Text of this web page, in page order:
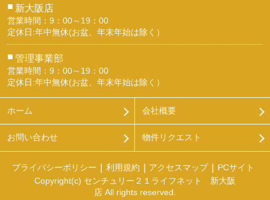
■ 新大阪店
営業時間：9：00～19：00
定休日:年中無休(お盆、年末年始は除く）
■ 管理事業部
営業時間：9：00～19：00
定休日:年中無休(お盆、年末年始は除く）
ホーム 会社概要
お問い合わせ 物件リクエスト
プライバシーポリシー 利用規約 アクセスマップ
PCサイト
Copyright(c) センチュリー２１ライフネット 新大阪
店 All rights reserved.